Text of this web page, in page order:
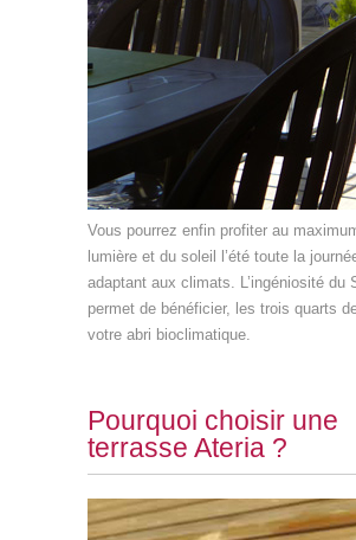
Vous pourrez enfin profiter au
lumière et du soleil l’été toute la
adaptant aux climats. L’ingéniosité du
permet de bénéficier, les trois quarts
votre abri bioclimatique.
Pourquoi choisir une
terrasse Ateria ?